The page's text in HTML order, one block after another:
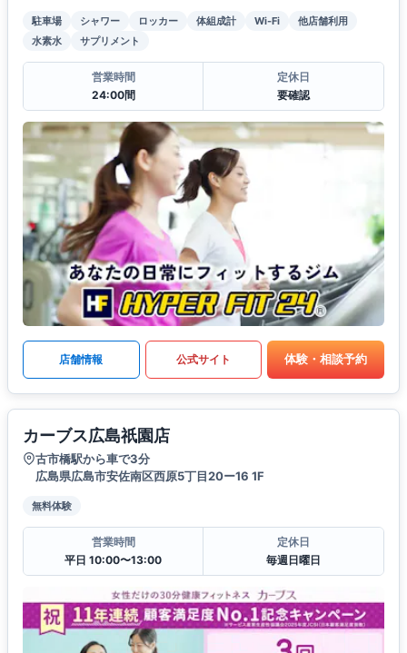
駐車場 シャワー ロッカー 体組成計 Wi-Fi
他店舗利用
水素水
サプリメント
営業時間
24:00間
定休日
要確認
店舗情報 公式サイト 体験・相談予約
カーブス広島祇園店
古市橋駅から車で3分
広島県広島市安佐南区西原5丁目20ー16 1F
無料体験
営業時間
平日 10:00〜13:00
定休日
毎週日曜日